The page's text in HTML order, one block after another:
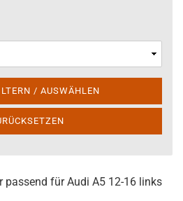
/ AUSWÄHLEN
passend für Audi A5 12-16 links